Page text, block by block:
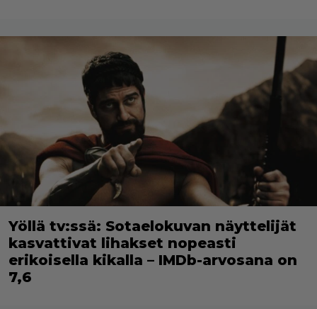
Yöllä tv:ssä: Sotaelokuvan näyttelijät
kasvattivat lihakset nopeasti
erikoisella kikalla – IMDb-arvosana on
7,6